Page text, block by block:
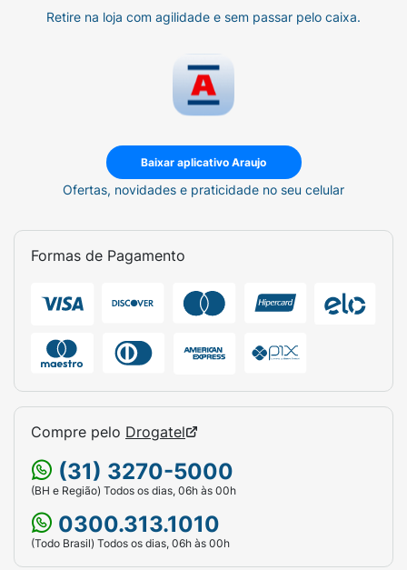
Retire na loja com agilidade e sem passar pelo caixa.
Baixar aplicativo Araujo
Ofertas, novidades e praticidade no seu celular
Formas de Pagamento
Compre pelo Drogatel
(31) 3270-5000
(BH e Região) Todos os dias, 06h às 00h
0300.313.1010
(Todo Brasil) Todos os dias, 06h às 00h